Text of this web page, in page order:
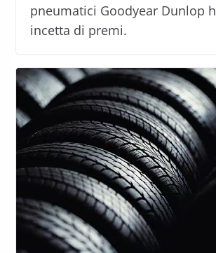
pneumatici Goodyear Dunlop
incetta di premi.